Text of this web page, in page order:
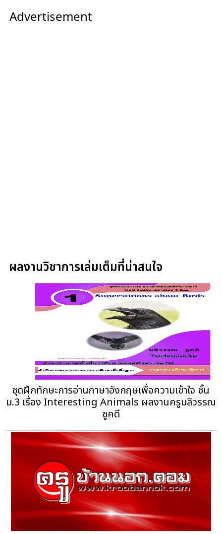
Advertisement
ผลงานวิชาการเล่มเต็มที่น่าสนใจ
ชุดฝึกทักษะการอ่านภาษาอังกฤษเพื่อความเข้าใจ ชั้น
ม.3 เรื่อง Interesting Animals ผลงานครูมลิวรรณ
ชูคดี